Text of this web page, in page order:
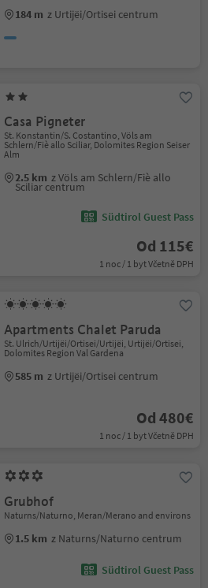
184 m z Urtijëi/Ortisei centrum
Casa Pigneter
St. Konstantin/S. Costantino, Völs am
Schlern/Fiè allo Sciliar, Dolomites Region Seiser
Alm
2.5 km z Völs am Schlern/Fiè allo
Sciliar centrum
Südtirol Guest Pass
Od 115€
1 noc / 1 byt Včetně DPH
Apartments Chalet Paruda
St. Ulrich/Urtijëi/Ortisei/Urtijëi, Urtijëi/Ortisei,
Dolomites Region Val Gardena
585 m z Urtijëi/Ortisei centrum
Od 480€
1 noc / 1 byt Včetně DPH
Grubhof
Naturns/Naturno, Meran/Merano and environs
1.5 km z Naturns/Naturno centrum
Südtirol Guest Pass